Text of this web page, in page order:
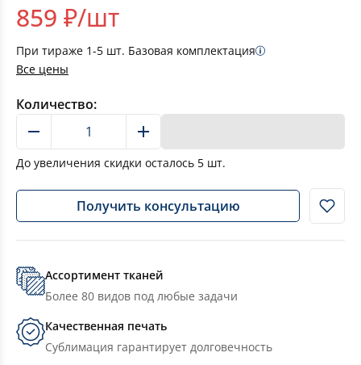
859 ₽/шт
При тираже 1-5 шт. Базовая комплектация
Все цены
Количество:
До увеличения скидки осталось 5 шт.
Получить консультацию
Ассортимент тканей
Более 80 видов под любые задачи
Качественная печать
Сублимация гарантирует долговечность